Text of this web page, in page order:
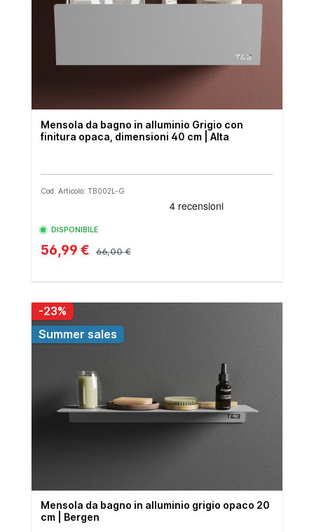
Mensola da bagno in alluminio Grigio con
finitura opaca, dimensioni 40 cm | Alta
Cod. Articolo: TB002L-G
DISPONIBILE
56,99 € 66,00 €
-23%
Summer sales
Mensola da bagno in alluminio grigio opaco 20
cm | Bergen